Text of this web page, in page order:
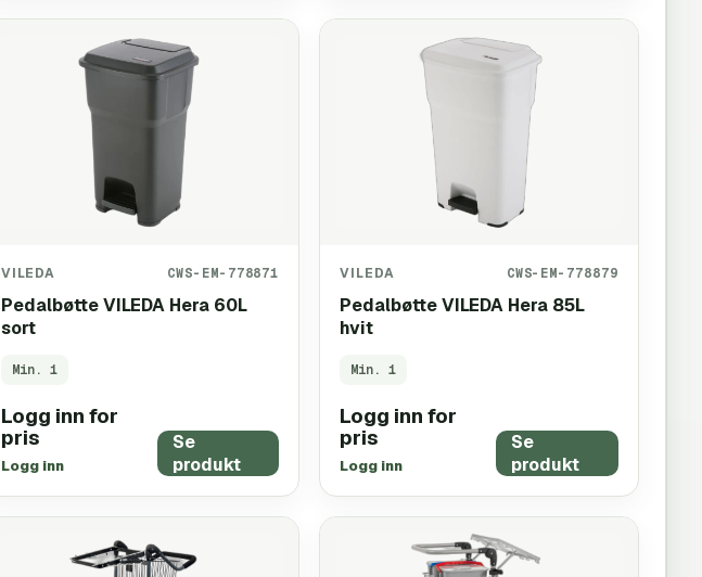
VILEDA CWS-EM-778871
Pedalbøtte VILEDA Hera 60L
sort
Min. 1
Logg inn for
pris
Logg inn
Se
produkt
VILEDA CWS-EM-778879
Pedalbøtte VILEDA Hera 85L
hvit
Min.1
Logg inn for
pris
Logg inn
Se
produkt